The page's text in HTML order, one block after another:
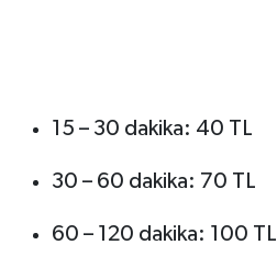
15 – 30 dakika: 40 TL
30 – 60 dakika: 70 TL
60 – 120 dakika: 100 TL